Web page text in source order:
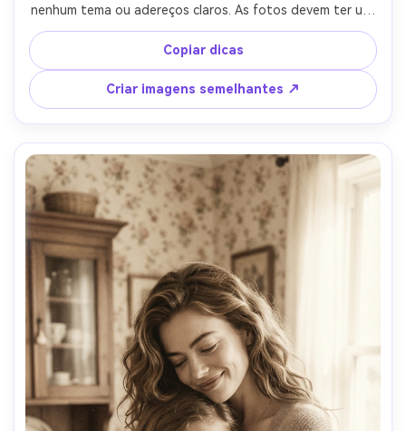
nenhum tema ou adereços claros. As fotos devem ter um
efeito de desfoque ligeiro e uma fonte de luz
consistente, como um flash em uma sala escura,
espalhada por toda a foto. Não mude o rosto. Troque o
fundo atrás dos dois por uma cortina branca. O homem a
segurava por trás.
Copiar dicas
Criar imagens semelhantes ↗